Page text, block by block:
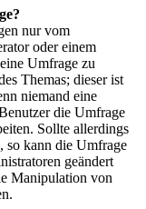
nur vom
oder einem
Umfrage zu
Themas; dieser ist
niemand eine
die Umfrage
Sollte allerdings
so kann die Umfrage
geändert
Manipulation von